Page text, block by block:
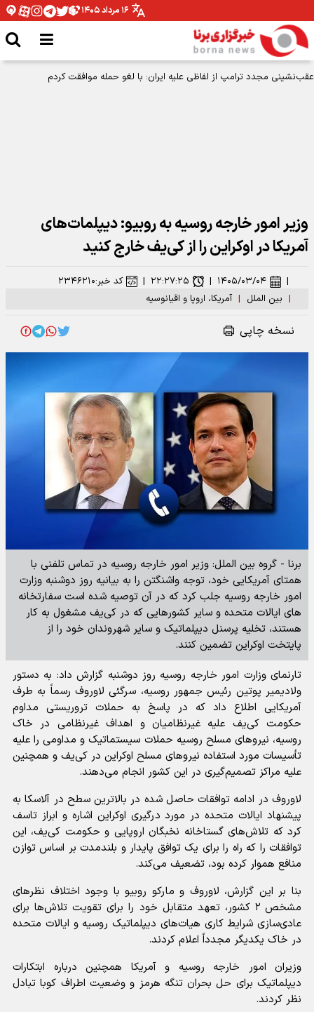
۱۶ مرداد ۱۴۰۵
حملات آمریکا و عربستان به عراق؛ انفجار در پایگاه‌های حشدالشعبی در کربلا، بصره و
وزیر امور خارجه روسیه به روبیو: دیپلمات‌های
آمریکا در اوکراین را از کی‌یف خارج کنید
| بین الملل | آمریکا، اروپا و اقیانوسیه
| ۱۴۰۵/۰۳/۰۴ | ۲۲:۲۷:۲۵ | کد خبر:۲۳۴۶۲۱۰
نسخه چاپی
برنا - گروه بین الملل: وزیر امور خارجه روسیه در تماس تلفنی با
همتای آمریکایی خود، توجه واشنگتن را به بیانیه روز دوشنبه وزارت
امور خارجه روسیه جلب کرد که در آن توصیه شده است سفارتخانه
های ایالات متحده و سایر کشورهایی که در کی‌یف مشغول به کار
هستند، تخلیه پرسنل دیپلماتیک و سایر شهروندان خود را از
پایتخت اوکراین تضمین کنند.
تارنمای وزارت امور خارجه روسیه روز دوشنبه گزارش داد: به دستور
ولادیمیر پوتین رئیس جمهور روسیه، سرگئی لاوروف رسماً به طرف
آمریکایی اطلاع داد که در پاسخ به حملات تروریستی مداوم
حکومت کی‌یف علیه غیرنظامیان و اهداف غیرنظامی در خاک
روسیه، نیرو‌های مسلح روسیه حملات سیستماتیک و مداومی را علیه
تأسیسات مورد استفاده نیرو‌های مسلح اوکراین در کی‌یف و همچنین
علیه مراکز تصمیم‌گیری در این کشور انجام می‌دهند.
لاوروف در ادامه توافقات حاصل شده در بالاترین سطح در آلاسکا به
پیشنهاد ایالات متحده در مورد درگیری اوکراین اشاره و ابراز تاسف
کرد که تلاش‌های گستاخانه نخبگان اروپایی و حکومت کی‌یف، این
توافقات را که راه را برای یک توافق پایدار و بلندمدت بر اساس توازن
منافع هموار کرده بود، تضعیف می‌کند.
بنا بر این گزارش، لاوروف و مارکو روبیو با وجود اختلاف نظر‌های
مشخص ۲ کشور، تعهد متقابل خود را برای تقویت تلاش‌ها برای
عادی‌سازی شرایط کاری هیات‌های دیپلماتیک روسیه و ایالات متحده
در خاک یکدیگر مجدداً اعلام کردند.
وزیران امور خارجه روسیه و آمریکا همچنین درباره ابتکارات
دیپلماتیک برای حل بحران تنگه هرمز و وضعیت اطراف کوبا تبادل
نظر کردند.